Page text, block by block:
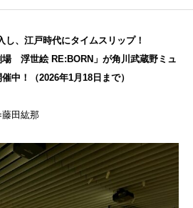
し、江戸時代にタイムスリップ！
場 浮世絵 RE:BORN」が角川武蔵野ミュ
中！（2026年1月18日まで）
田紘那